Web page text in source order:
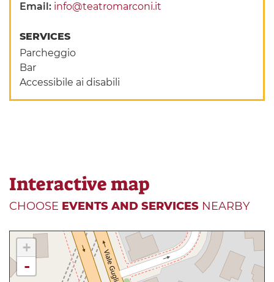
Email: info@teatromarconi.it
SERVICES
Parcheggio
Bar
Accessibile ai disabili
Interactive map
CHOOSE EVENTS AND SERVICES NEARBY
+
-